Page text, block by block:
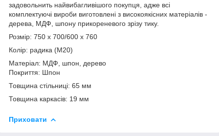
задовольнить найвибагливішого покупця, адже всі
комплектуючі вироби виготовлені з високоякісних матеріалів -
дерева, МДФ, шпону прикореневого зрізу тику.
Розмір: 750 х 700/600 х 760
Колір: радика (М20)
Матеріал: МДФ, шпон, дерево
Покриття: Шпон
Товщина стільниці: 65 мм
Товщина каркасів: 19 мм
Приховати